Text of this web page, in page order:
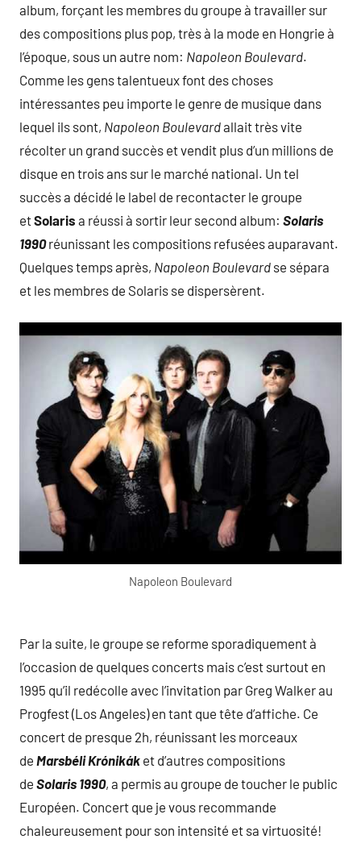
album, forçant les membres du groupe à travailler sur
des compositions plus pop, très à la mode en Hongrie à
l’époque, sous un autre nom: Napoleon Boulevard.
Comme les gens talentueux font des choses
intéressantes peu importe le genre de musique dans
lequel ils sont, Napoleon Boulevardallait très vite
récolter un grand succès et vendit plus d’un millions de
disque en trois ans sur le marché national. Un tel
succès a décidé le label de recontacter le groupe
etSolaris a réussi à sortir leur second album: Solaris
1990réunissant les compositions refusées auparavant.
Quelques temps après, Napoleon Boulevard se sépara
et les membres de Solaris se dispersèrent.
Napoleon Boulevard
Par la suite, le groupe se reforme sporadiquement à
l’occasion de quelques concerts mais c’est surtout en
1995 qu’il redécolle avec l’invitation par Greg Walker au
Progfest (Los Angeles) en tant que tête d’affiche. Ce
concert de presque 2h, réunissant les morceaux
de Marsbéli Krónikák et d’autres compositions
de Solaris 1990, a permis au groupe de toucher le public
Européen. Concert que je vous recommande
chaleureusement pour son intensité et sa virtuosité!